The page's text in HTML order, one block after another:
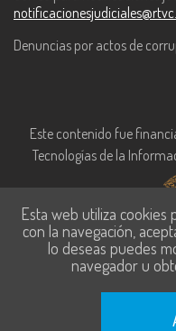
Denuncias por actos de
Este contenido fue
Tecnologías de la
Esta web utiliza
con la navegación,
lo deseas puedes
navegador u